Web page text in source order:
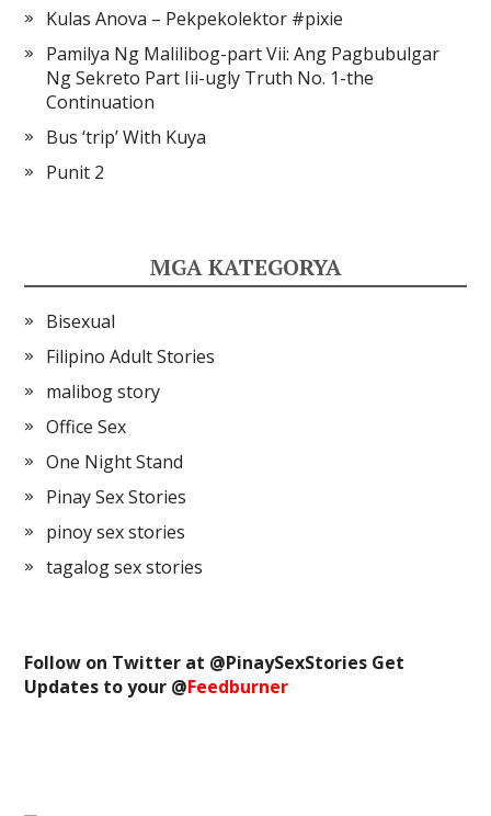
Kulas Anova – Pekpekolektor #pixie
Pamilya Ng Malilibog-part Vii: Ang Pagbubulgar
Ng Sekreto Part Iii-ugly Truth No. 1-the
Continuation
Bus ‘trip’ With Kuya
Punit 2
MGA KATEGORYA
Bisexual
Filipino Adult Stories
malibog story
Office Sex
One Night Stand
Pinay Sex Stories
pinoy sex stories
tagalog sex stories
Follow on Twitter at @PinaySexStories Get
Updates to your @Feedburner